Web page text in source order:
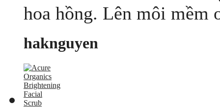
hoa hồng. Lên môi mềm
haknguyen